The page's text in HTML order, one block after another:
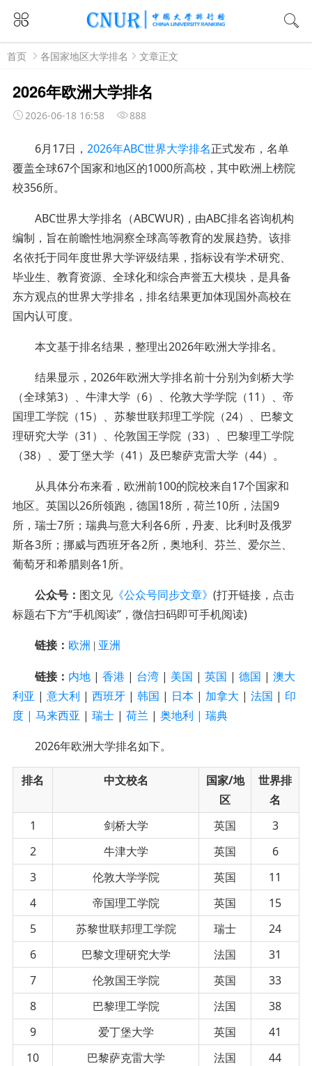
首页 各国家地区大学排名 文章正文
2026年欧洲大学排名
2026-06-18 16:58 888
6月17日， 2026年ABC世界大学排名正式发布，名单
覆盖全球67个国家和地区的1000所高校，其中欧洲上榜院
校356所。
ABC世界大学排名（ABCWUR)，由ABC排名咨询机构
编制，旨在前瞻性地洞察全球高等教育的发展趋势。该排
名依托于同年度世界大学评级结果，指标设有学术研究、
毕业生、教育资源、全球化和综合声誉五大模块，是具备
东方观点的世界大学排名，排名结果更加体现国外高校在
国内认可度。
本文基于排名结果，整理出2026年欧洲大学排名。
结果显示，2026年欧洲大学排名前十分别为剑桥大学
（全球第3）、牛津大学（6）、伦敦大学学院（11）、帝
国理工学院（15）、苏黎世联邦理工学院（24）、巴黎文
理研究大学（31）、伦敦国王学院（33）、巴黎理工学院
（38）、爱丁堡大学（41）及巴黎萨克雷大学（44）。
从具体分布来看，欧洲前100的院校来自17个国家和
地区。英国以26所领跑，德国18所，荷兰10所，法国9
所，瑞士7所；瑞典与意大利各6所，丹麦、比利时及俄罗
斯各3所；挪威与西班牙各2所，奥地利、芬兰、爱尔兰、
葡萄牙和希腊则各1所。
公众号： 图文见《公众号同步文章》 (打开链接，点击
标题右下方“手机阅读”，微信扫码即可手机阅读)
链接： 欧洲 | 亚洲
链接： 内地| 香港 | 台湾| 美国 | 英国 | 德国 | 澳大
利亚 | 意大利 | 西班牙| 韩国 | 日本| 加拿大 | 法国 | 印
度| 马来西亚 | 瑞士| 荷兰 | 奥地利 | 瑞典
2026年欧洲大学排名如下。
排名 中文校名
国家/地
区
世界排
名
1
剑桥大学 英国
3
2
牛津大学 英国
6
3
伦敦大学学院 英国
11
4
帝国理工学院 英国
15
5
苏黎世联邦理工学院 瑞士
24
6
巴黎文理研究大学 法国
31
7
伦敦国王学院 英国
33
8
巴黎理工学院 法国
38
9
爱丁堡大学 英国
41
10
巴黎萨克雷大学 法国
44